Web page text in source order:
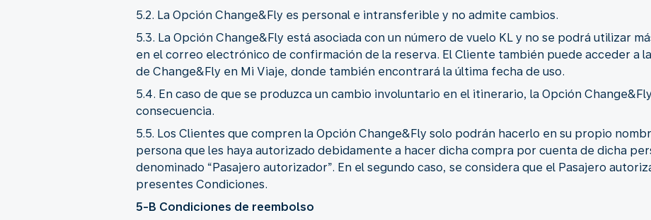
5.2. La Opción Change&Fly es personal e intransferible y no admite cambios.
5.3. La Opción Change&Fly está asociada con un número de vuelo KL y no se podrá utilizar
en el correo electrónico de confirmación de la reserva. El Cliente también puede acceder a
de Change&Fly en Mi Viaje, donde también encontrará la última fecha de uso.
5.4. En caso de que se produzca un cambio involuntario en el itinerario, la Opción
consecuencia.
5.5. Los Clientes que compren la Opción Change&Fly solo podrán hacerlo en su propio
persona que les haya autorizado debidamente a hacer dicha compra por cuenta de dicha
denominado “Pasajero autorizador”. En el segundo caso, se considera que el Pasajero
presentes Condiciones.
5-B Condiciones de reembolso